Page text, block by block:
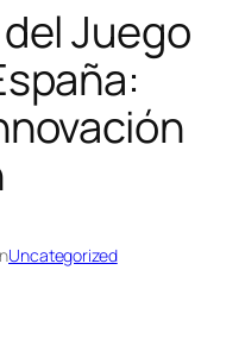
Juego
Uncategorized